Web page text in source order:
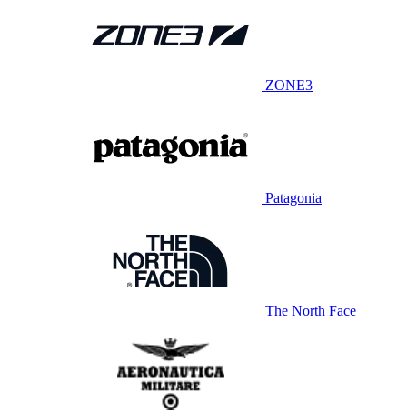
ZONE3
Patagonia
The North Face